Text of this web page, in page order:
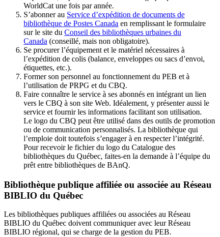
WorldCat une fois par année.
S’abonner au Service d’expédition de documents de
bibliothèque de Postes Canada en remplissant le formulaire
sur le site du Conseil des bibliothèques urbaines du
Canada (conseillé, mais non obligatoire).
Se procurer l’équipement et le matériel nécessaires à
l’expédition de colis (balance, enveloppes ou sacs d’envoi,
étiquettes, etc.).
Former son personnel au fonctionnement du PEB et à
l’utilisation de PRPG et du CBQ.
Faire connaître le service à ses abonnés en intégrant un lien
vers le CBQ à son site Web. Idéalement, y présenter aussi le
service et fournir les informations facilitant son utilisation.
Le logo du CBQ peut être utilisé dans des outils de promotion
ou de communication personnalisés. La bibliothèque qui
l’emploie doit toutefois s’engager à en respecter l’intégrité.
Pour recevoir le fichier du logo du Catalogue des
bibliothèques du Québec, faites-en la demande à l’équipe du
prêt entre bibliothèques de BAnQ.
Bibliothèque publique affiliée ou associée au Réseau
BIBLIO du Québec
Les bibliothèques publiques affiliées ou associées au Réseau
BIBLIO du Québec doivent communiquer avec leur Réseau
BIBLIO régional, qui se charge de la gestion du PEB.